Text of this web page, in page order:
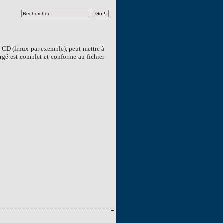
(linux par exemple), peut mettre à
est complet et conforme au fichier